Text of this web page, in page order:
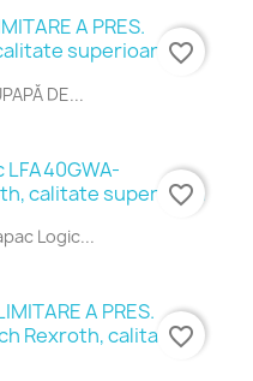
DE...
favorite_border
Logic...
favorite_border
favorite_border